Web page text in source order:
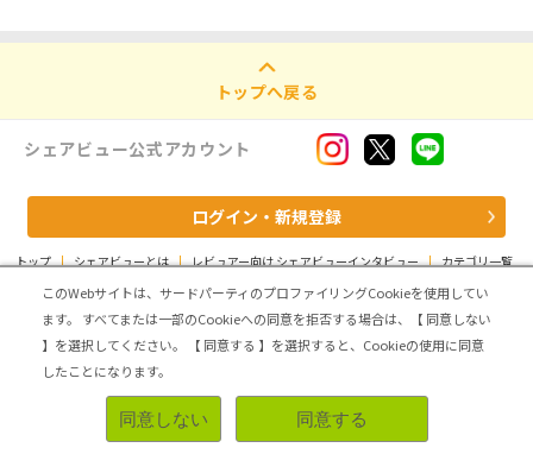
トップへ戻る
シェアビュー公式アカウント
ログイン・新規登録
トップ | シェアビューとは | レビュアー向け シェアビューインタビュー | カテゴリ一覧
運営会社 | 個人情報の取扱いについて | 利用規約 サイトマップ
Copyright (C) ASMARQ Co.,Ltd. All Rights Reserved.
このWebサイトは、サードパーティのプロファイリングCookieを使用してい
ます。
すべてまたは一部のCookieへの同意を拒否する場合は、【 同意しない
】を選択してください。
【 同意する 】を選択すると、Cookieの使用に同意
したことになります。
同意しない 同意する